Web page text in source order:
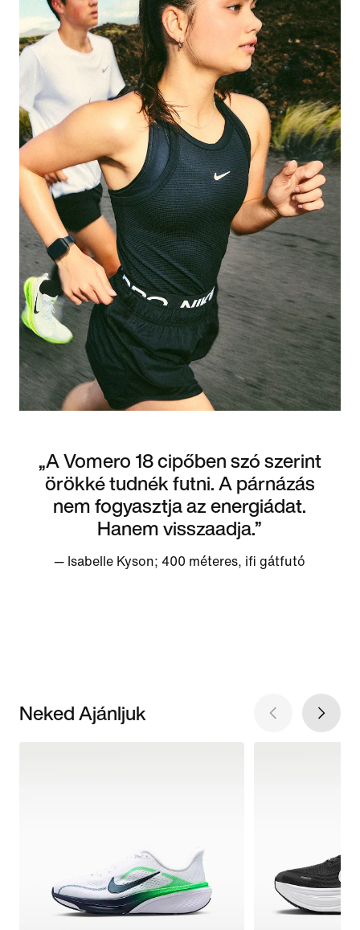
„A Vomero 18 cipőben szó szerint
örökké tudnék futni. A párnázás
nem fogyasztja az energiádat.
Hanem visszaadja.”
— Isabelle Kyson; 400 méteres, ifi gátfutó
Neked Ajánljuk